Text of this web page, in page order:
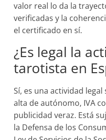
valor real lo da la
verificadas y la
el certificado en sí.
¿Es legal la
tarotista en
Sí, es una actividad
alta de autónomo, IVA
publicidad veraz. Está
la Defensa de los